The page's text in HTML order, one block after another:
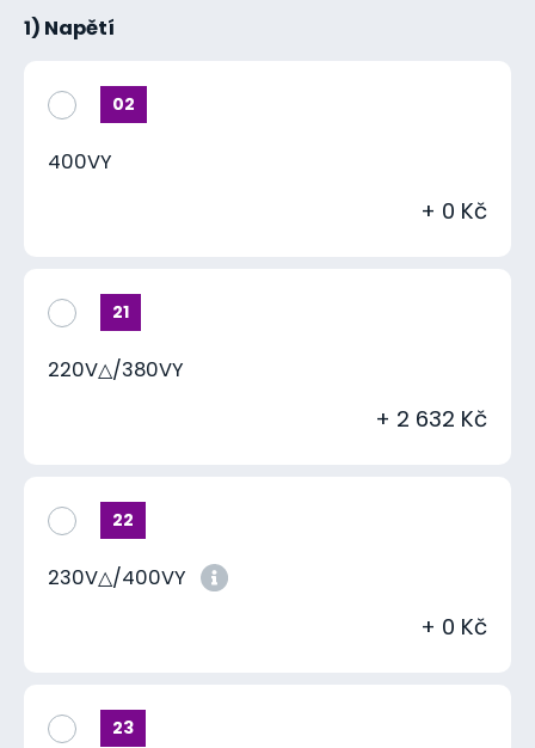
1) Napětí
02
400VY
+ 0 Kč
21
220V△/380VY
+ 2 632 Kč
22
230V△/400VY
+ 0 Kč
23